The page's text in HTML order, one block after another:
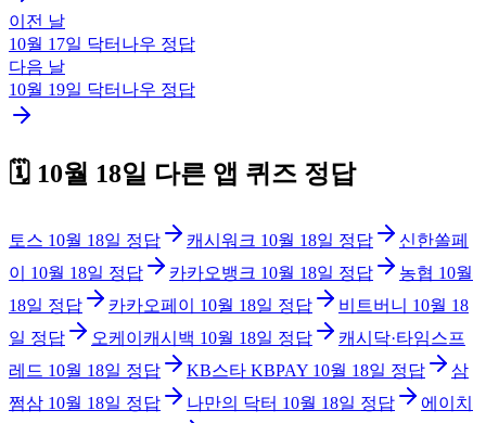
이전 날
10월 17일 닥터나우 정답
다음 날
10월 19일 닥터나우 정답
🗓️ 10월 18일 다른 앱 퀴즈 정답
토스 10월 18일 정답 캐시워크 10월 18일 정답
신한쏠페
이
10월 18일 정답 카카오뱅크 10월 18일 정답 농협 10월
18일 정답 카카오페이 10월 18일 정답 비트버니 10월 18
일 정답 오케이캐시백 10월 18일 정답
캐시닥·타임스프
레드 10월 18일 정답 KB스타 KBPAY 10월 18일 정답
삼
쩜삼 10월 18일 정답 나만의 닥터 10월 18일 정답
에이치